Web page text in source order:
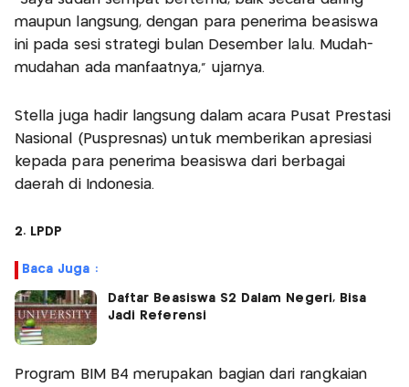
maupun langsung, dengan para penerima beasiswa
ini pada sesi strategi bulan Desember lalu. Mudah-
mudahan ada manfaatnya,” ujarnya.
Stella juga hadir langsung dalam acara Pusat Prestasi
Nasional (Puspresnas) untuk memberikan apresiasi
kepada para penerima beasiswa dari berbagai
daerah di Indonesia.
2. LPDP
Baca Juga :
Daftar Beasiswa S2 Dalam Negeri, Bisa
Jadi Referensi
Program BIM B4 merupakan bagian dari rangkaian